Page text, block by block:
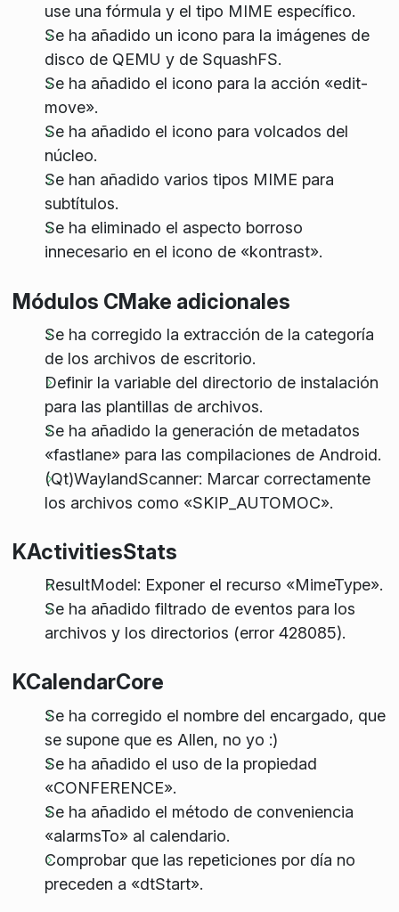
use una fórmula y el tipo MIME específico.
Se ha añadido un icono para la imágenes de
disco de QEMU y de SquashFS.
Se ha añadido el icono para la acción «edit-
move».
Se ha añadido el icono para volcados del
núcleo.
Se han añadido varios tipos MIME para
subtítulos.
Se ha eliminado el aspecto borroso
innecesario en el icono de «kontrast».
Módulos CMake adicionales
Se ha corregido la extracción de la categoría
de los archivos de escritorio.
Definir la variable del directorio de instalación
para las plantillas de archivos.
Se ha añadido la generación de metadatos
«fastlane» para las compilaciones de Android.
(Qt)WaylandScanner: Marcar correctamente
los archivos como «SKIP_AUTOMOC».
KActivitiesStats
ResultModel: Exponer el recurso «MimeType».
Se ha añadido filtrado de eventos para los
archivos y los directorios (error 428085).
KCalendarCore
Se ha corregido el nombre del encargado, que
se supone que es Allen, no yo :)
Se ha añadido el uso de la propiedad
«CONFERENCE».
Se ha añadido el método de conveniencia
«alarmsTo» al calendario.
Comprobar que las repeticiones por día no
preceden a «dtStart».